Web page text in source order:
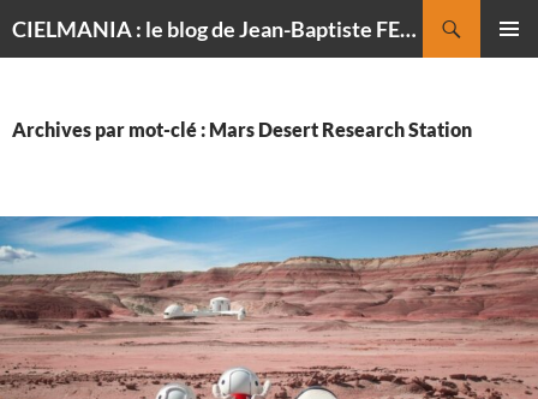
CIELMANIA : le blog de Jean-Baptiste FELDMANN, photographe du ciel
Archives par mot-clé : Mars Desert Research Station